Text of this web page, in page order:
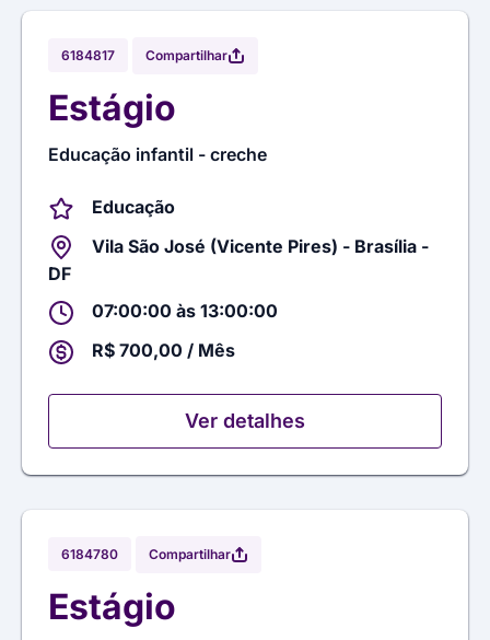
6184817 Compartilhar
Estágio
Educação infantil - creche
Educação
Vila São José (Vicente Pires) - Brasília -
DF
07:00:00 às 13:00:00
R$ 700,00 / Mês
Ver detalhes
6184780 Compartilhar
Estágio